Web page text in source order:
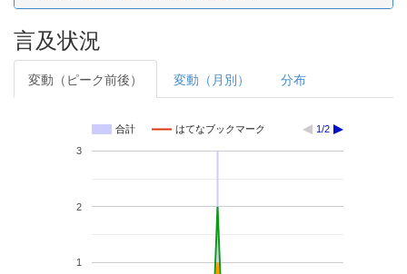
言及状況
変動（ピーク前後） 変動（月別） 分布
合計 はてなブックマーク 1/2
1
2
3